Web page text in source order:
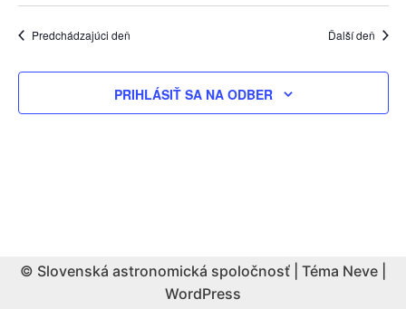
Predchádzajúci deň Ďalší deň
PRIHLÁSIŤ SA NA ODBER
© Slovenská astronomická spoločnosť | Téma Neve
WordPress